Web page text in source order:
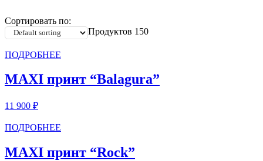
Сортировать по:
Продуктов 150
ПОДРОБНЕЕ
MAXI принт “Balagura”
11 900 ₽
ПОДРОБНЕЕ
MAXI принт “Rock”